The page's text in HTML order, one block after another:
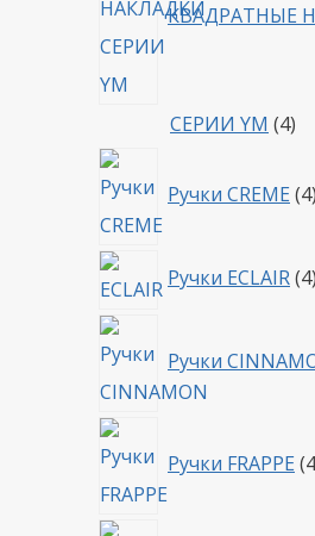
КВАДРАТНЫЕ
СЕРИИ YM 44
Ручки CREME 4
Ручки ECLAIR 44
Ручки
Ручки FRAPPE 4